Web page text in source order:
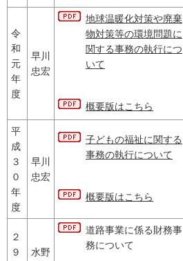
令
和
元
年
度
早川
忠宏
地球温暖化対策や廃棄
物対策等の環境問題に
関する事務の執行につ
いて
概要版はこちら
平
成
３
０
年
度
早川
忠宏
子どもの福祉に関する
事務の執行について
概要版はこちら
２
９
水野
道路事業に係る財務事
務について